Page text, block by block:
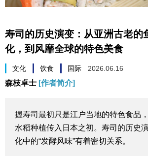
科技
生活与旅游
视觉日本
寿司的历史演变：从亚洲古老的
化，到风靡全球的特色美食
文化 饮食 国际 2026.06.16
森枝卓士 [作者简介]
握寿司最初只是江户当地的特色食品
水稻种植传入日本之初。寿司的历史
化中的“发酵风味”有着密切关系。